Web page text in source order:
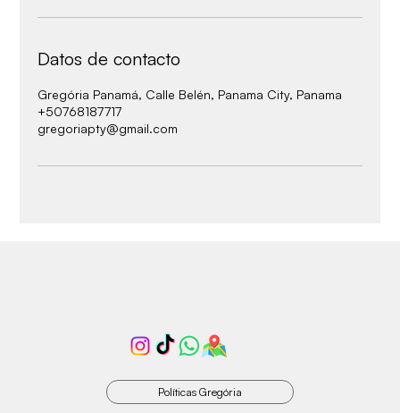
Datos de contacto
Gregória Panamá, Calle Belén, Panama City, Panama
+50768187717
gregoriapty@gmail.com
Políticas Gregória